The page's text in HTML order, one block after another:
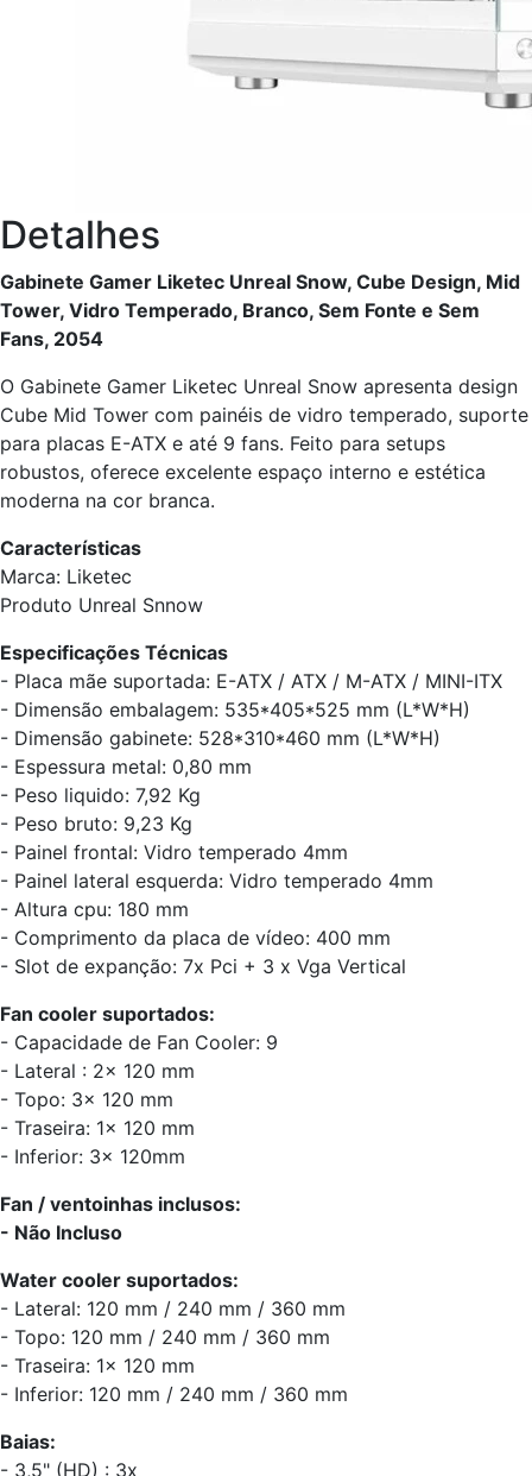
Detalhes
Gabinete Gamer Liketec Unreal Snow, Cube Design, Mid
Tower, Vidro Temperado, Branco, Sem Fonte e Sem
Fans, 2054
O Gabinete Gamer Liketec Unreal Snow apresenta design
Cube Mid Tower com painéis de vidro temperado, suporte
para placas E-ATX e até 9 fans. Feito para setups
robustos, oferece excelente espaço interno e estética
moderna na cor branca.
Características
Marca: Liketec
Produto Unreal Snnow
Especificações Técnicas
- Placa mãe suportada: E-ATX / ATX / M-ATX / MINI-ITX
- Dimensão embalagem: 535*405*525 mm (L*W*H)
- Dimensão gabinete: 528*310*460 mm (L*W*H)
- Espessura metal: 0,80 mm
- Peso liquido: 7,92 Kg
- Peso bruto: 9,23 Kg
- Painel frontal: Vidro temperado 4mm
- Painel lateral esquerda: Vidro temperado 4mm
- Altura cpu: 180 mm
- Comprimento da placa de vídeo: 400 mm
- Slot de expanção: 7x Pci + 3 x Vga Vertical
Fan cooler suportados:
- Capacidade de Fan Cooler: 9
- Lateral : 2x 120 mm
- Topo: 3x 120 mm
- Traseira: 1x 120 mm
- Inferior: 3x 120mm
Fan / ventoinhas inclusos:
- Não Incluso
Water cooler suportados:
- Lateral: 120 mm / 240 mm / 360 mm
- Topo: 120 mm / 240 mm / 360 mm
- Traseira: 1x 120 mm
- Inferior: 120 mm / 240 mm / 360 mm
Baias:
- 3,5" (HD) : 3x